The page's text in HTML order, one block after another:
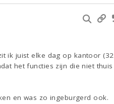
ik juist elke dag op kantoor (32
het functies zijn die niet thuis
en was zo ingeburgerd ook.